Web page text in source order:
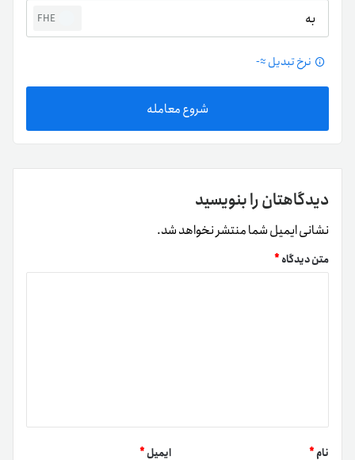
به FHE
نرخ تبدیل ≈-
شروع معامله
دیدگاهتان را بنویسید
نشانی ایمیل شما منتشر نخواهد شد.
متن دیدگاه*
نام* ایمیل*